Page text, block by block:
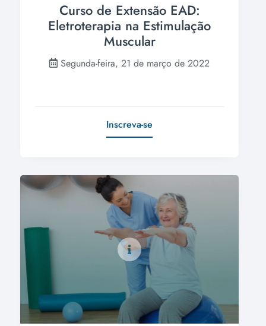
Curso de Extensão EAD:
Eletroterapia na Estimulação
Muscular
Segunda-feira, 21 de março de 2022
Inscreva-se